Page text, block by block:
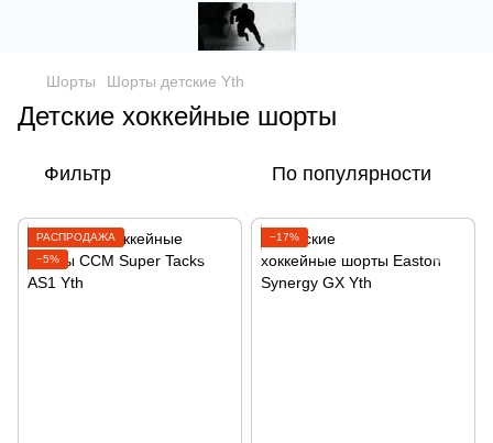
Шорты Шорты детские Yth
Детские хоккейные шорты
Фильтр По популярности
РАСПРОДАЖА
−5%
−17%